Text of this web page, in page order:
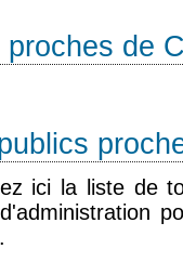
proches de
ici la liste de